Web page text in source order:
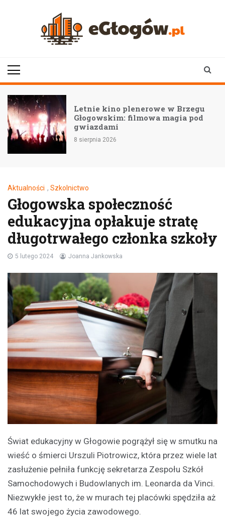
Letnie kino plenerowe w Brzegu
Głogowskim: filmowa magia pod
gwiazdami
8 sierpnia 2026
Aktualności , Szkolnictwo
Głogowska społeczność
edukacyjna opłakuje stratę
długotrwałego członka szkoły
5 lutego 2024 Joanna Jankowska
Świat edukacyjny w Głogowie pogrążył się w smutku na
wieść o śmierci Urszuli Piotrowicz, która przez wiele lat
zasłużenie pełniła funkcję sekretarza Zespołu Szkół
Samochodowych i Budowlanych im. Leonarda da Vinci.
Niezwykłe jest to, że w murach tej placówki spędziła aż
46 lat swojego życia zawodowego.